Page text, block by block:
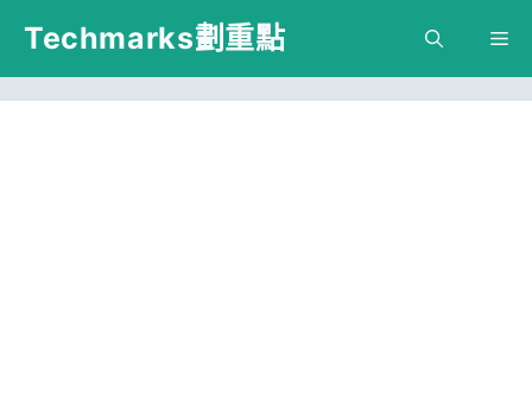
跳
主
Techmarks劃重點